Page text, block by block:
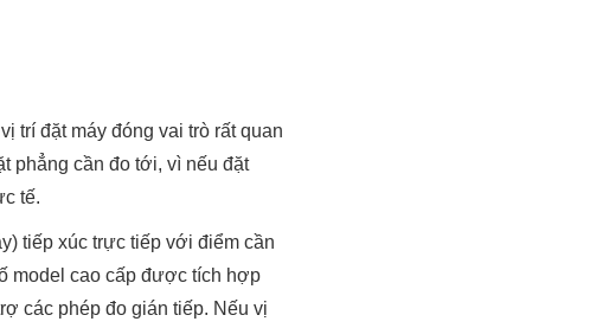
trí đặt máy đóng vai trò rất quan
phẳng cần đo tới, vì nếu đặt
tế.
tiếp xúc trực tiếp với điểm cần
model cao cấp được tích hợp
các phép đo gián tiếp. Nếu vị